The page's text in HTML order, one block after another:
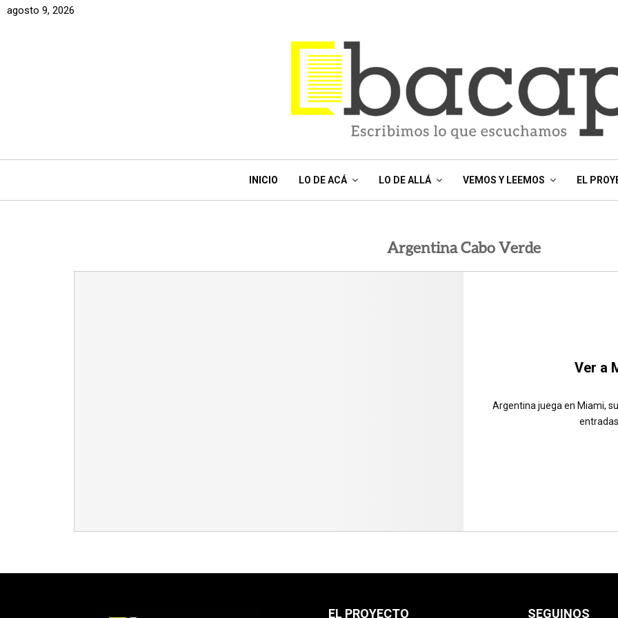
agosto 9, 2026
INICIO LO DE ACÁ LO DE ALLÁ VEMOS Y LEEMOS EL
Argentina Cabo Verde
Ver a
Argentina juega en Miami,
entradas
EL PROYECTO SEGUINOS